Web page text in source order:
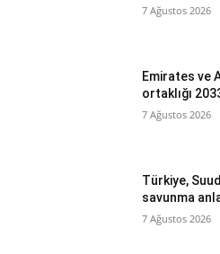
7 Ağustos 2026
Emirates ve
ortaklığı
7 Ağustos 2026
Türkiye,
savunma
7 Ağustos 2026